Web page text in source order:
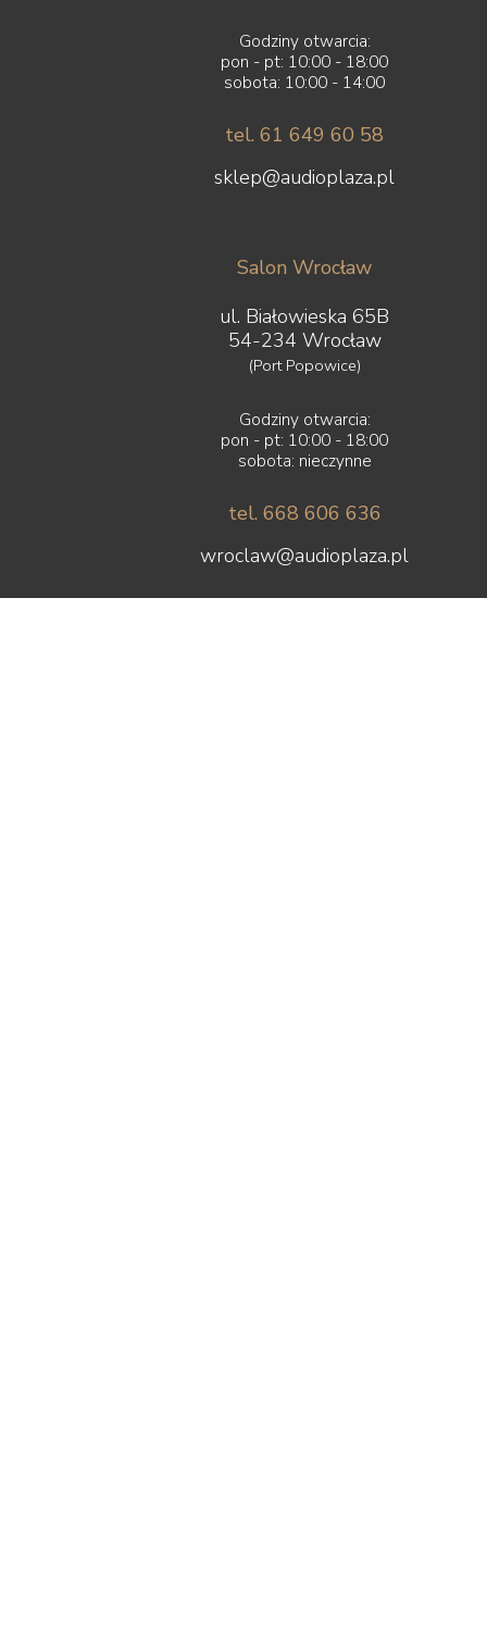
Godziny otwarcia:
pon - pt: 10:00 - 18:00
sobota: 10:00 - 14:00
tel. 61 649 60 58
sklep@audioplaza.pl
Salon Wrocław
ul. Białowieska 65B
54-234 Wrocław
(Port Popowice)
Godziny otwarcia:
pon - pt: 10:00 - 18:00
sobota: nieczynne
tel. 668 606 636
wroclaw@audioplaza.pl